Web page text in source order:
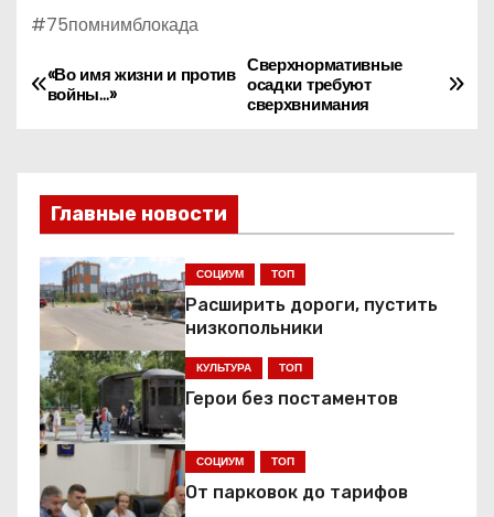
#75помнимблокада
Н
г
а
ц
и
я
п
Сверхнормативные
осадки требуют
сверхвнимания
«Во имя жизни и против
войны…»
Главные новости
СОЦИУМ ТОП
Расширить дороги, пустить
низкопольники
КУЛЬТУРА ТОП
Герои без постаментов
СОЦИУМ ТОП
От парковок до тарифов